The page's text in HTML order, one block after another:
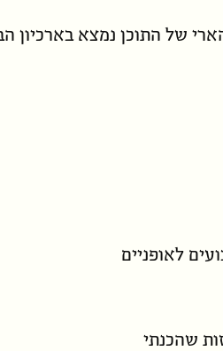
של התוכן נמצא בארכיון
לאופניים
שהכנתי